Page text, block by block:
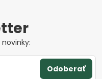
Odoberať